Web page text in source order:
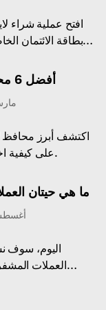
افتح عملية شراء
بطاقة الائتمان
أفضل 6 محافظ لايتكوين
04
اكتشف أبرز محافظ
على كيفية اختيار الأنسب لك.
ما هي حيتان
07
اليوم، سوف
العملات